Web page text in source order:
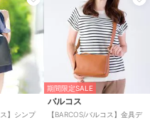
ス】シンプ
期間限定SALE
バルコス
【BARCOS/バルコス】金具デ